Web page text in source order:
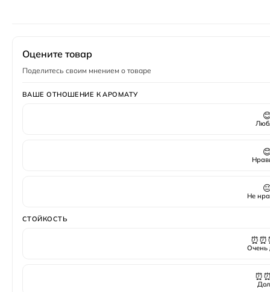
ПолОцените товар
Поделитесь своим мнением о товаре
ВАШЕ ОТНОШЕНИЕ К АРОМАТУ
Не
СТОЙКОСТЬ
Очень